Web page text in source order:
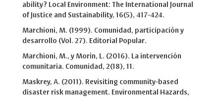
ability? Local Environment: The International Journal
of Justice and Sustainability, 16(5), 417-424.
Marchioni, M. (1999). Comunidad, participación y
desarrollo (Vol. 27). Editorial Popular.
Marchioni, M., y Morín, L. (2016). La intervención
comunitaria. Comunidad, 2(18), 11.
Maskrey, A. (2011). Revisiting community-based
disaster risk management. Environmental Hazards,